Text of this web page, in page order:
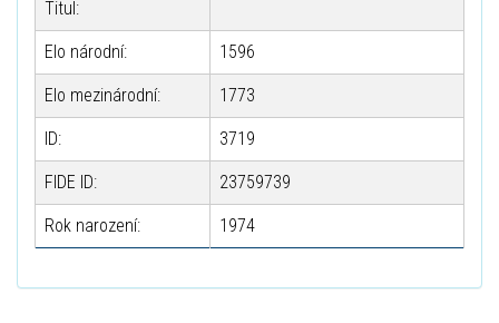
Titul:
Elo národní: 1596
Elo mezinárodní: 1773
ID: 3719
FIDE ID: 23759739
Rok narození: 1974